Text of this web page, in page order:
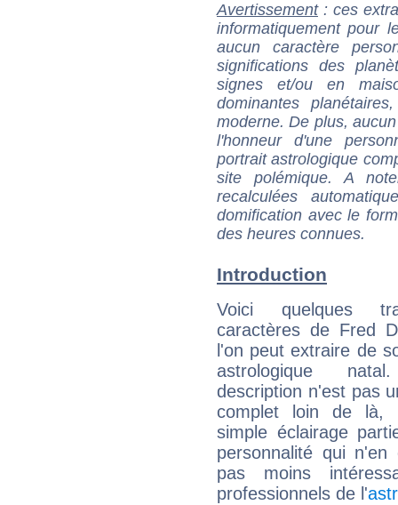
Avertissement: ces
informatiquement pour
aucun caractère
significations des
signes et/ou en
dominantes
moderne. De plus,
l'honneur d'une
portrait astrologique
site polémique. A
recalculées
domification avec le
des heures connues.
Introduction
Voici quelques
caractères de Fred
l'on peut extraire de
astrologique
description n'est pas
complet loin de là,
simple éclairage
personnalité qui n'en
pas moins
professionnels de l'